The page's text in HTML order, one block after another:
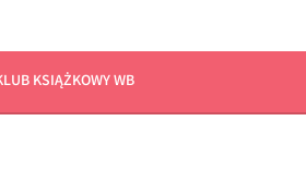
KSIĄŻKOWY WB